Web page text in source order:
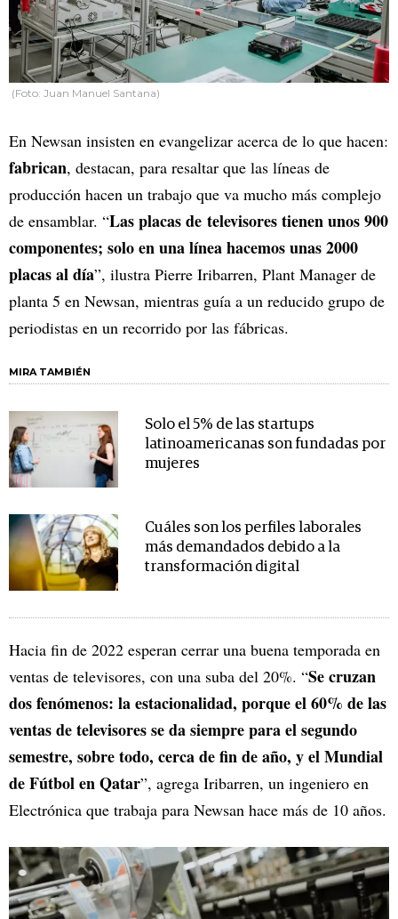
(Foto: Juan Manuel Santana)
En Newsan insisten en evangelizar acerca de lo que hacen:
fabrican, destacan, para resaltar que las líneas de
producción hacen un trabajo que va mucho más complejo
de ensamblar. “Las placas de televisores tienen unos 900
componentes; solo en una línea hacemos unas 2000
placas al día”, ilustra Pierre Iribarren, Plant Manager de
planta 5 en Newsan, mientras guía a un reducido grupo de
periodistas en un recorrido por las fábricas.
MIRA TAMBIÉN
Solo el 5% de las startups
latinoamericanas son fundadas por
mujeres
Cuáles son los perfiles laborales
más demandados debido a la
transformación digital
Hacia fin de 2022 esperan cerrar una buena temporada en
ventas de televisores, con una suba del 20%. “Se cruzan
dos fenómenos: la estacionalidad, porque el 60% de las
ventas de televisores se da siempre para el segundo
semestre, sobre todo, cerca de fin de año, y el Mundial
de Fútbol en Qatar”, agrega Iribarren, un ingeniero en
Electrónica que trabaja para Newsan hace más de 10 años.